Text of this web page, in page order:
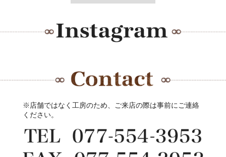
※店舗ではなく工房のため、ご来店の際は事前にご連絡
ください。